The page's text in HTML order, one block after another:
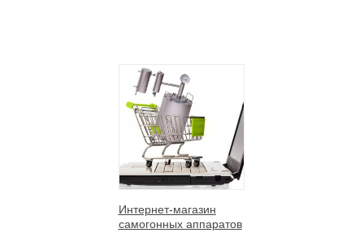
Интернет-магазин
самогонных аппаратов